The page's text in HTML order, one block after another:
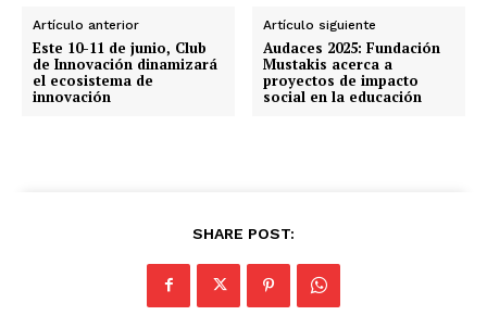
Artículo anterior
Este 10-11 de junio, Club
de Innovación dinamizará
el ecosistema de
innovación
Artículo siguiente
Audaces 2025: Fundación
Mustakis acerca a
proyectos de impacto
social en la educación
SHARE POST: